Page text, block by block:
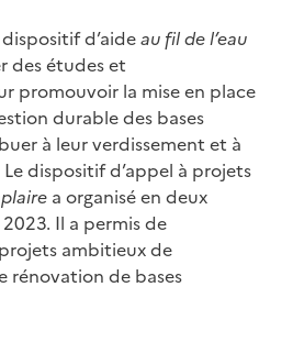
d’aideau fil de l’eau
des études et
promouvoir la mise en place
durable des bases
à leur verdissement et à
dispositif d’appel à projets
a organisé en deux
Il a permis de
ambitieux de
rénovation de bases